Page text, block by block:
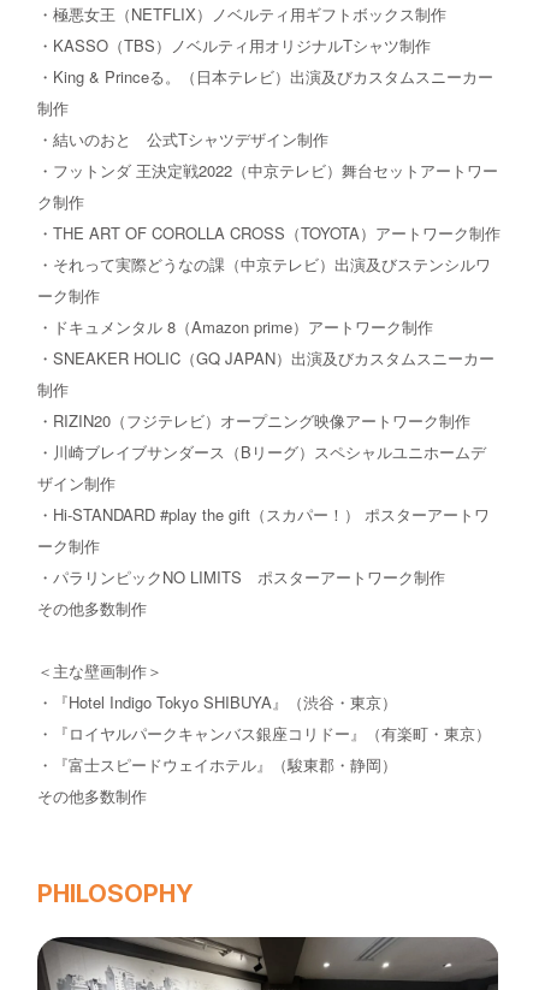
・極悪女王（NETFLIX）ノベルティ用ギフトボックス制作
・KASSO（TBS）ノベルティ用オリジナルTシャツ制作
・King & Princeる。（日本テレビ）出演及びカスタムスニーカー
制作
・結いのおと 公式Tシャツデザイン制作
・フットンダ 王決定戦2022（中京テレビ）舞台セットアートワー
ク制作
・THE ART OF COROLLA CROSS（TOYOTA）アートワーク制作
・それって実際どうなの課（中京テレビ）出演及びステンシルワ
ーク制作
・ドキュメンタル 8（Amazon prime）アートワーク制作
・SNEAKER HOLIC（GQ JAPAN）出演及びカスタムスニーカー
制作
・RIZIN20（フジテレビ）オープニング映像アートワーク制作
・川崎ブレイブサンダース（Bリーグ）スペシャルユニホームデ
ザイン制作
・Hi-STANDARD #play the gift（スカパー！） ポスターアートワ
ーク制作
・パラリンピックNO LIMITS ポスターアートワーク制作
その他多数制作
＜主な壁画制作＞
・『Hotel Indigo Tokyo SHIBUYA』（渋谷・東京）
・『ロイヤルパークキャンバス銀座コリドー』（有楽町・東京）
・『富士スピードウェイホテル』（駿東郡・静岡）
その他多数制作
PHILOSOPHY